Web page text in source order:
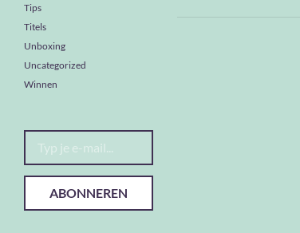
Tips
Titels
Unboxing
Uncategorized
Winnen
Typ je e-mail...
ABONNEREN